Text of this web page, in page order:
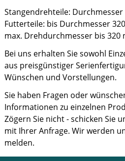
Stangendrehteile: Durchmesser
Futterteile: bis Durchmesser
max. Drehdurchmesser bis 320
Bei uns erhalten Sie sowohl
aus preisgünstiger
Wünschen und Vorstellungen.
Sie haben Fragen oder
Informationen zu einzelnen
Zögern Sie nicht - schicken Sie
mit Ihrer Anfrage. Wir werden
melden.